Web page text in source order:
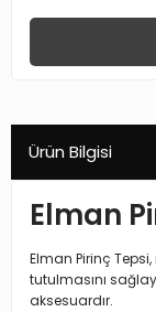
Ürün Bilgisi
Elman
Elman Pirinç
tutulmasını
aksesuardır.